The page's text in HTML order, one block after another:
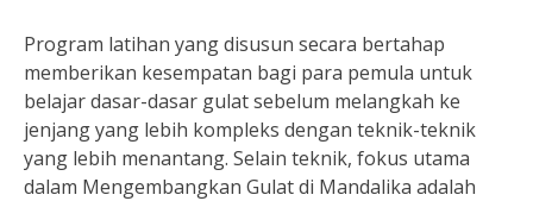
Program latihan yang disusun secara bertahap
memberikan kesempatan bagi para pemula untuk
belajar dasar-dasar gulat sebelum melangkah ke
jenjang yang lebih kompleks dengan teknik-teknik
yang lebih menantang. Selain teknik, fokus utama
dalam Mengembangkan Gulat di Mandalika adalah